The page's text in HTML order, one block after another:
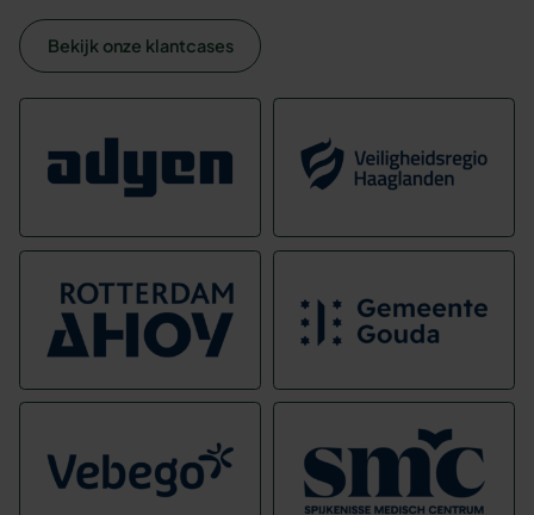
Bekijk onze klantcases